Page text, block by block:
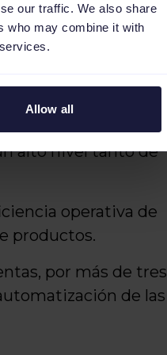
our traffic. We also share
who may combine it with
Allow all
fundamental para
entre los
alto nivel tanto de
operativa de
productos.
por más de tres
de las